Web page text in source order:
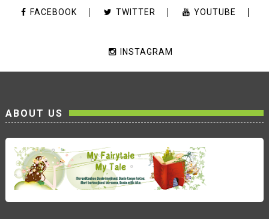
FACEBOOK TWITTER YOUTUBE
INSTAGRAM
ABOUT US